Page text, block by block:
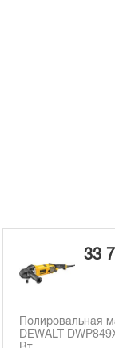
Рейсмусовый
DEWALT